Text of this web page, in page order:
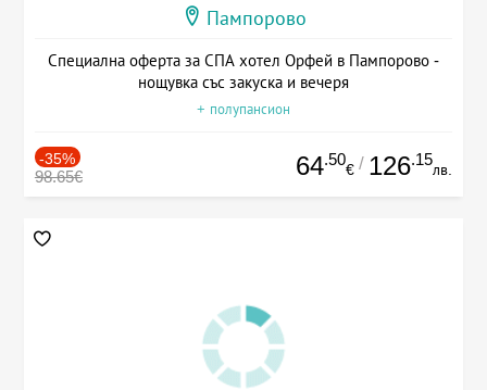
Пампорово
Специална оферта за СПА хотел Орфей в Пампорово -
нощувка със закуска и вечеря
+ полупансион
-35%
98.65€ 64.50
€ / 126.15
лв.